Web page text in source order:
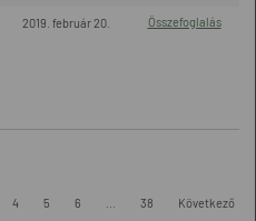
2019. február 20. Összefoglalás
4 5 6 38 Következő